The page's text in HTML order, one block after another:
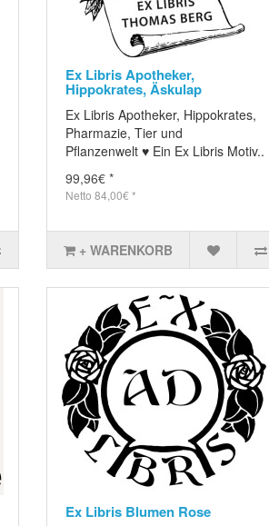
Ex Libris Apotheker,
Hippokrates, Äskulap
Ex Libris Apotheker, Hippokrates,
Pharmazie, Tier und
Pflanzenwelt ♥ Ein Ex Libris Motiv..
99,96€ *
Netto 84,00€ *
+ WARENKORB
Ex Libris Blumen Rose